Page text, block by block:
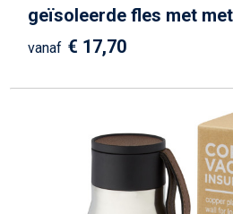
geïsoleerde fles met
vanaf € 17,70